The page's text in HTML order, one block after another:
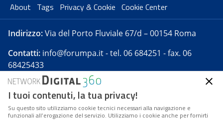
About Tags Privacy & Cookie Cookie Center
Indirizzo:Via del Porto Fluviale 67/d – 00154 Roma
Contatti: info@forumpa.it- tel. 06 684251 - fax. 06
68425433
Forumpa.itè una pubblicazione telematica iscritta
presso Registro della stampa del Tribunale di Roma -
Reg. n. 182 del 2 maggio 2008 - Direttore resp. Michela
I tuoi contenuti, la tua privacy!
Su questo sito utilizziamo cookie tecnici necessari alla navigazione e
funzionali all’erogazione del servizio. Utilizziamo i cookie anche per fornirti